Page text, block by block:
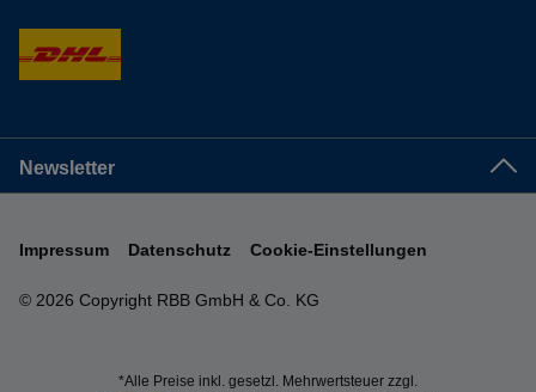
Newsletter
© 2026 Copyright RBB GmbH & Co. KG
Impressum Datenschutz Cookie-Einstellungen
*Alle Preise inkl. gesetzl. Mehrwertsteuer zzgl.